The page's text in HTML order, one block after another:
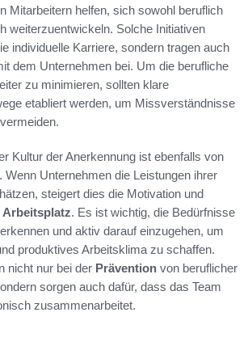
Mitarbeitern helfen, sich sowohl beruflich
weiterzuentwickeln. Solche Initiativen
individuelle Karriere, sondern tragen auch
dem Unternehmen bei. Um die berufliche
zu minimieren, sollten klare
etabliert werden, um Missverständnisse
Kultur der Anerkennung ist ebenfalls von
Wenn Unternehmen die Leistungen ihrer
steigert dies die Motivation und
Arbeitsplatz. Es ist wichtig, die Bedürfnisse
und aktiv darauf einzugehen, um
produktives Arbeitsklima zu schaffen.
nicht nur bei der Prävention von beruflicher
sorgen auch dafür, dass das Team
zusammenarbeitet.